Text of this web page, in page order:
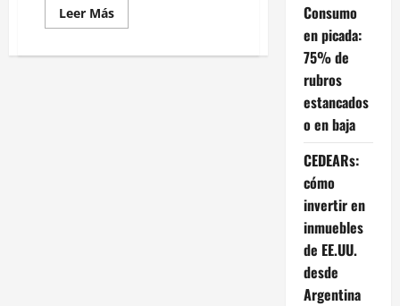
Leer MásLeer
más
Celulosa
Consumo
en picada:
75% de
rubros
estancados
o en baja
CEDEARs:
cómo
invertir en
inmuebles
de EE.UU.
desde
Argentina